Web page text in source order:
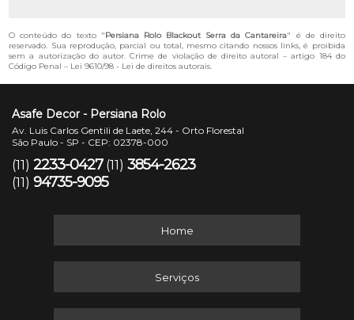
O conteúdo do texto "Persiana Rolo Blackout Serra da Cantareira" é de direito
reservado. Sua reprodução, parcial ou total, mesmo citando nossos links, é proibida
sem a autorização do autor. Crime de violação de direito autoral – artigo 184 do
Código Penal – Lei 9610/98 - Lei de direitos autorais.
Asafe Decor - Persiana Rolo
Av. Luis Carlos Gentili de Laete, 244 - Orto Florestal
São Paulo - SP - CEP: 02378-000
(11) 2233-0427 (11) 3854-2623
(11) 94735-9095
Home
Serviços